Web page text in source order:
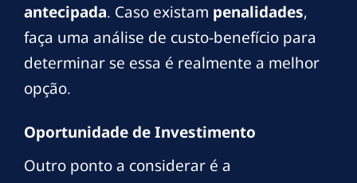
antecipada. Caso existam penalidades,
faça uma análise de custo-benefício para
determinar se essa é realmente a melhor
opção.
Oportunidade de Investimento
Outro ponto a considerar é a